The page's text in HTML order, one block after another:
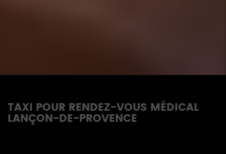
TAXI POUR RENDEZ-VOUS MÉDICAL
LANÇON-DE-PROVENCE